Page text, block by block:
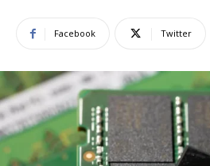
Facebook Twitter